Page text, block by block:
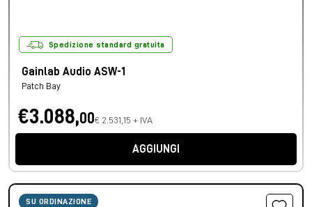
Spedizione standard gratuita
Gainlab Audio ASW-1
Patch Bay
€3.088,00€ 2.531,15 + IVA
AGGIUNGI
SU ORDINAZIONE